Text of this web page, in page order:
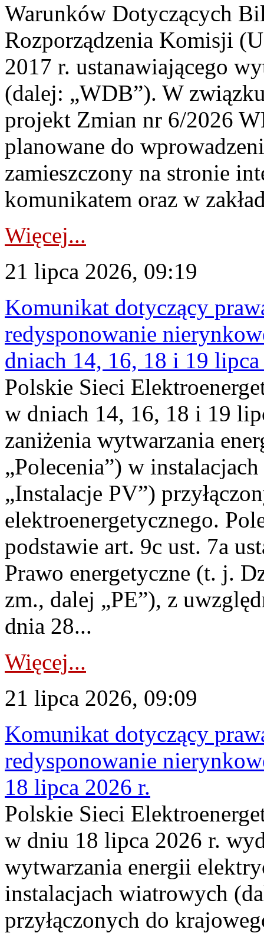
Warunków Dotyczących
Rozporządzenia Komisji
2017 r. ustanawiającego
(dalej: „WDB”). W
projekt Zmian nr 6/2026
planowane do
zamieszczony na stronie
komunikatem oraz w
Więcej...
21 lipca 2026, 09:19
Komunikat dotyczący
redysponowanie
dniach 14, 16, 18 i 19
Polskie Sieci
w dniach 14, 16, 18 i 19
zaniżenia wytwarzania
„Polecenia”) w
„Instalacje PV”)
elektroenergetycznego.
podstawie art. 9c ust. 7a
Prawo energetyczne (t. j.
zm., dalej „PE”), z
dnia 28...
Więcej...
21 lipca 2026, 09:09
Komunikat dotyczący
redysponowanie
18 lipca 2026 r.
Polskie Sieci
w dniu 18 lipca 2026 r.
wytwarzania energii
instalacjach wiatrowych
przyłączonych do